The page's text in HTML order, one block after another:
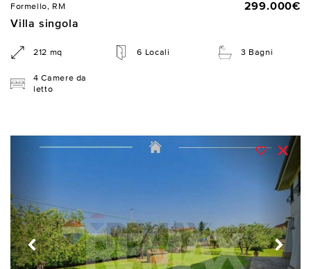
Formello, RM
299.000€
Villa singola
212 mq 6 Locali 3 Bagni
4 Camere da
letto